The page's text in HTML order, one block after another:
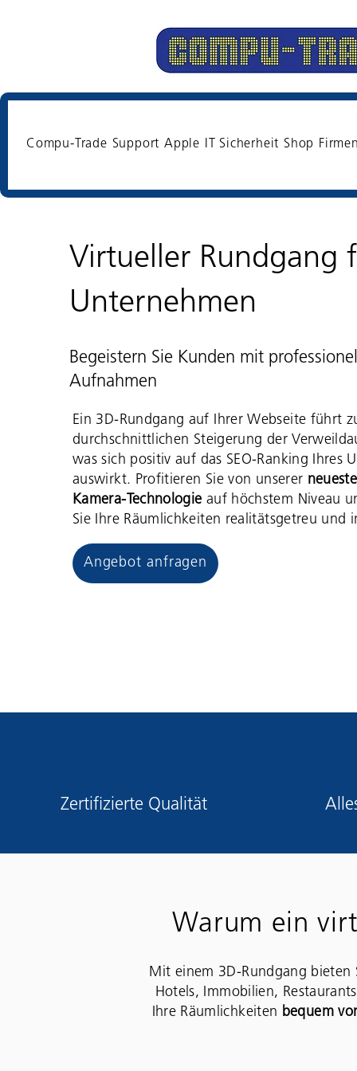
Compu-Trade Support Apple IT Sicherheit Shop
Virtueller Rundgang
Unternehmen
Begeistern Sie Kunden mit
Aufnahmen
Ein 3D-Rundgang auf Ihrer Webseite führt
durchschnittlichen Steigerung der
was sich positiv auf das SEO-Ranking Ihres
auswirkt. Profitieren Sie von unserer
Kamera-Technologie auf höchstem Niveau
Sie Ihre Räumlichkeiten realitätsgetreu und
Angebot anfragen
Zertifizierte Qualität
Warum ein
Mit einem 3D-Rundgang
Hotels, Immobilien,
Ihre Räumlichkeiten bequem